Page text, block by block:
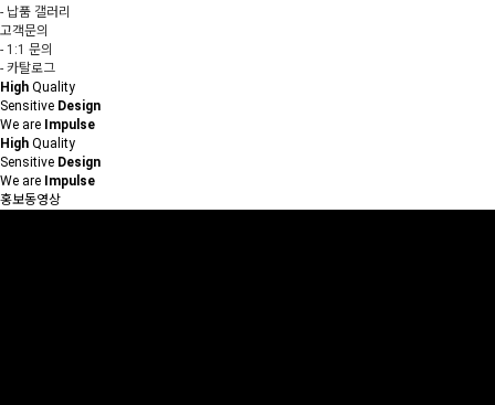
- 납품 갤러리
고객문의
- 1:1 문의
- 카탈로그
High Quality
Sensitive Design
We are Impulse
High Quality
Sensitive Design
We are Impulse
홍보동영상